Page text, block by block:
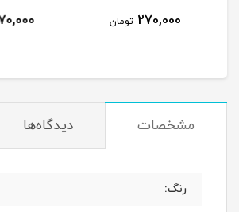
270,000
مشخصات دیدگاه‌ها
رنگ: